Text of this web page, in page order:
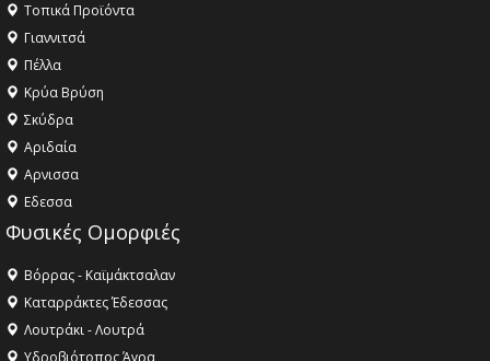
Τοπικά Προϊόντα
Γιαννιτσά
Πέλλα
Κρύα Βρύση
Σκύδρα
Αριδαία
Aρνισσα
Eδεσσα
Φυσικές Ομορφιές
Βόρρας - Καϊμάκτσαλαν
Καταρράκτες Έδεσσας
Λουτράκι - Λουτρά